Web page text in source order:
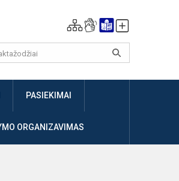
PASIEKIMAI
ORGANIZAVIMAS